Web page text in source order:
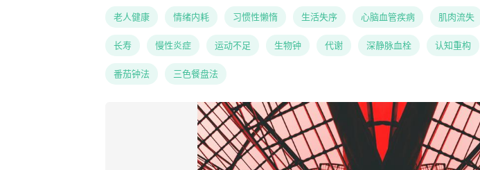
老人健康 情绪内耗 习惯性懒惰 生活失序 心脑血管疾病 肌肉流失
长寿 慢性炎症 运动不足 生物钟 代谢 深静脉血栓 认知重构
番茄钟法 三色餐盘法